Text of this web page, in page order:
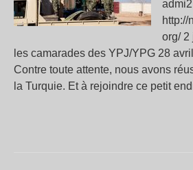
http://
org/ 2
les camarades des YPJ/YPG 28
Contre toute attente, nous avons
la Turquie. Et à rejoindre ce petit